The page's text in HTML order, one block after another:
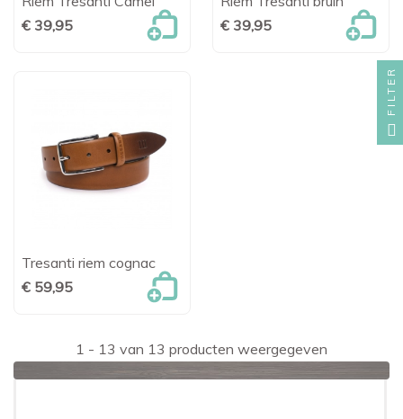
€ 39,95
€ 39,95
Tresanti riem cognac
€ 59,95
1 - 13 van 13 producten weergegeven
FILTER